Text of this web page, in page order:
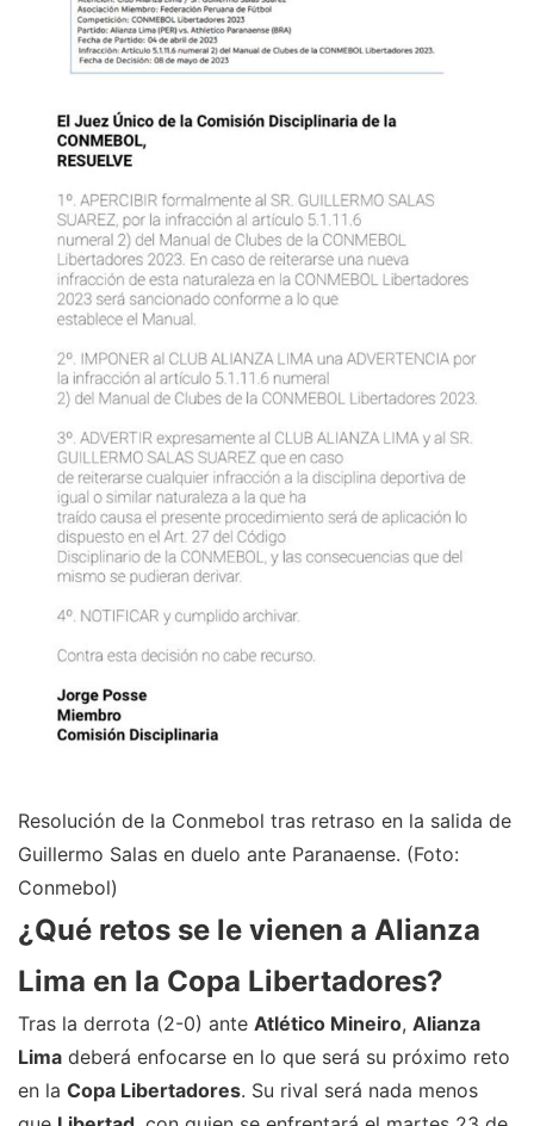
Resolución de la Conmebol tras retraso en la salida de
Guillermo Salas en duelo ante Paranaense. (Foto:
Conmebol)
¿Qué retos se le vienen a Alianza
Lima en la Copa Libertadores?
Tras la derrota (2-0) ante Atlético Mineiro, Alianza
Lima deberá enfocarse en lo que será su próximo reto
en la Copa Libertadores. Su rival será nada menos